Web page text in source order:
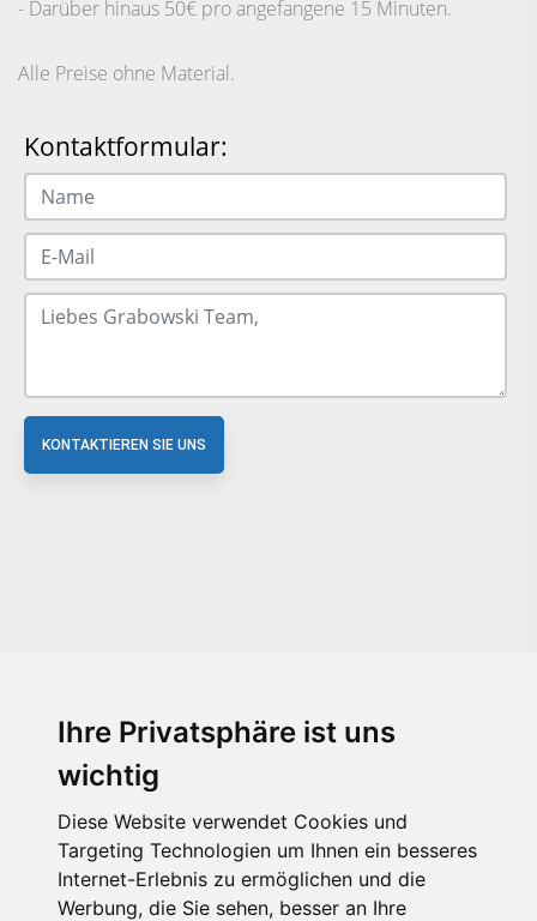
Ihre Privatsphäre ist uns
wichtig
Diese Website verwendet Cookies und
Targeting Technologien um Ihnen ein besseres
Internet-Erlebnis zu ermöglichen und die
Werbung, die Sie sehen, besser an Ihre
- Darüber hinaus 50€ pro angefangene 15 Minuten.
Alle Preise ohne Material.
Kontaktformular:
KONTAKTIEREN SIE UNS